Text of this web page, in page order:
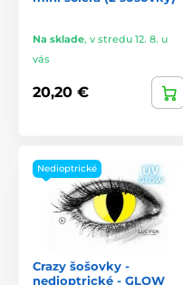
Na sklade, v stredu 12. 8. u
vás
20,20 €
Nedioptrické
Crazy šošovky -
nedioptrické - GLOW